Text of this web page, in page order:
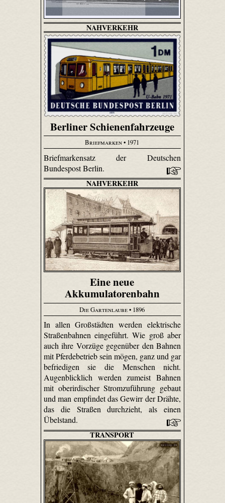
NAHVERKEHR
Berliner Schienenfahrzeuge
Briefmarken• 1971
Briefmarkensatz der Deutschen
Bundespost Berlin.
NAHVERKEHR
Eine neue
Akkumulatorenbahn
Die Gartenlaube• 1896
In allen Großstädten werden elektrische
Straßenbahnen eingeführt. Wie groß aber
auch ihre Vorzüge gegenüber den Bahnen
mit Pferdebetrieb sein mögen, ganz und gar
befriedigen sie die Menschen nicht.
Augenblicklich werden zumeist Bahnen
mit oberirdischer Stromzuführung gebaut
und man empfindet das Gewirr der Drähte,
das die Straßen durchzieht, als einen
Übelstand.
TRANSPORT